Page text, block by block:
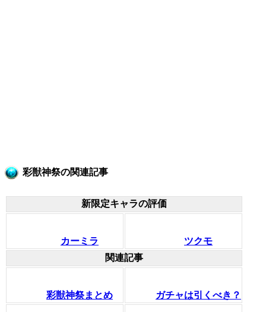
彩獣神祭の関連記事
新限定キャラの評価
カーミラ
ツクモ
関連記事
彩獣神祭まとめ ガチャは引くべき？